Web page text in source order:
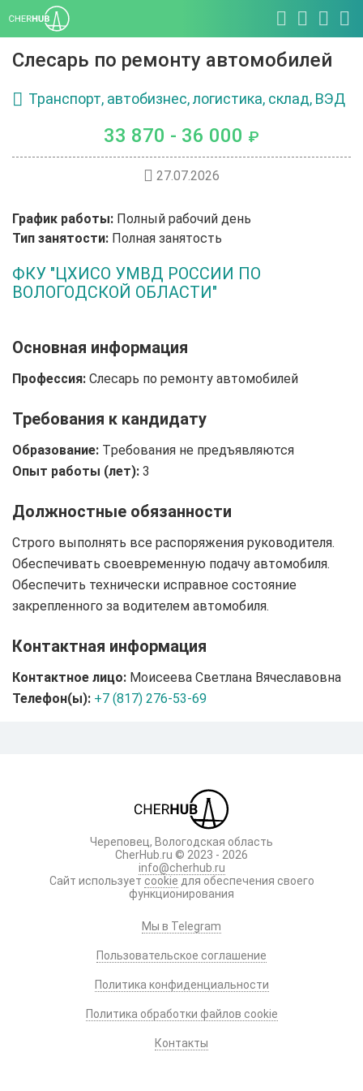
Слесарь по ремонту автомобилей
Транспорт, автобизнес, логистика, склад, ВЭД
33 870 - 36 000 ₽
27.07.2026
График работы: Полный рабочий день
Тип занятости: Полная занятость
ФКУ "ЦХИСО УМВД РОССИИ ПО
ВОЛОГОДСКОЙ ОБЛАСТИ"
Основная информация
Профессия: Слесарь по ремонту автомобилей
Требования к кандидату
Образование: Tребования не предъявляются
Опыт работы (лет): 3
Должностные обязанности
Строго выполнять все распоряжения руководителя.
Обеспечивать своевременную подачу автомобиля.
Обеспечить технически исправное состояние
закрепленного за водителем автомобиля.
Контактная информация
Контактное лицо: Моисеева Светлана Вячеславовна
Телефон(ы): +7 (817) 276-53-69
Череповец, Вологодская область
CherHub.ru © 2023 - 2026
info@cherhub.ru
Сайт использует cookie для обеспечения своего
функционирования
Мы в Telegram
Пользовательское соглашение
Политика конфиденциальности
Политика обработки файлов cookie
Контакты